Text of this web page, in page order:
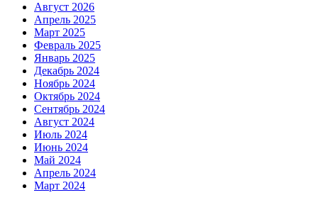
Август 2026
Апрель 2025
Март 2025
Февраль 2025
Январь 2025
Декабрь 2024
Ноябрь 2024
Октябрь 2024
Сентябрь 2024
Август 2024
Июль 2024
Июнь 2024
Май 2024
Апрель 2024
Март 2024